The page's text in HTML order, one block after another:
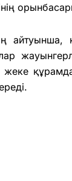
айтуынша,
жеке